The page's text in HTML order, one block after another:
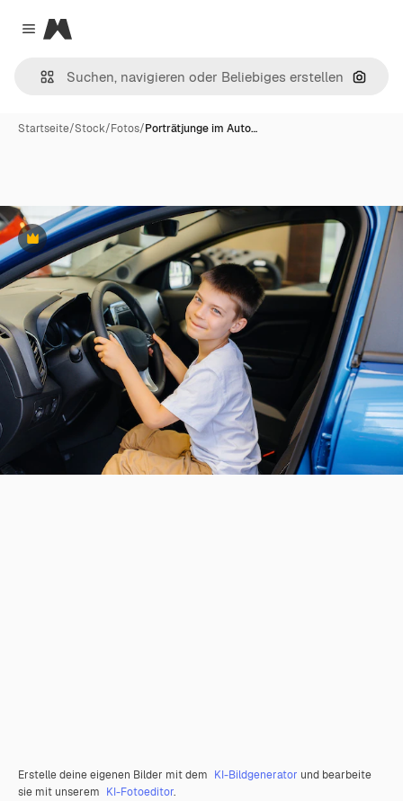
Close menu
Magnific
Nach
Startseite/Stock/Fotos/Porträtjunge im Auto…
Premium
Erstelle deine eigenen Bilder mit dem KI-Bildgenerator und bearbeite
sie mit unserem KI-Fotoeditor.